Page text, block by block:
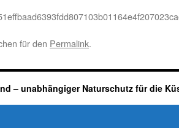
für den Permalink.
– unabhängiger Naturschutz für die